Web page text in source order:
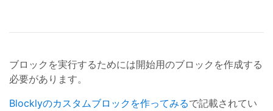
ブロックを実行するためには開始用のブロックを作成する
必要があります。
Blocklyのカスタムブロックを作ってみるで記載されてい